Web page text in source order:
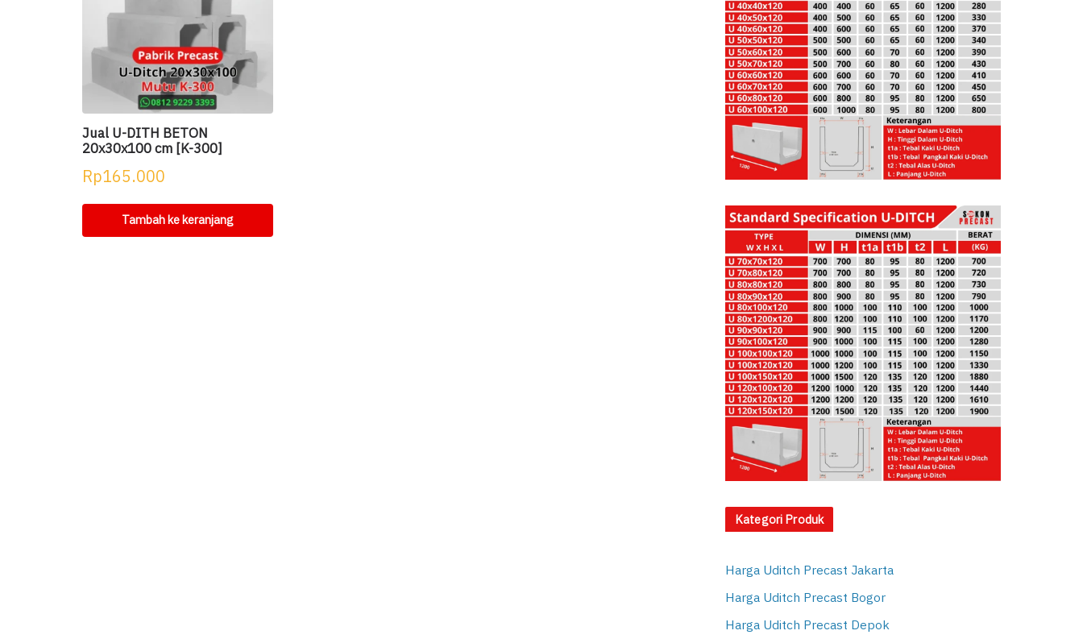
Jual U-DITH BETON
20x30x100 cm [K-300]
Rp165.000
Tambah ke keranjang
Kategori Produk
Harga Uditch Precast Jakarta
Harga Uditch Precast Bogor
Harga Uditch Precast Depok